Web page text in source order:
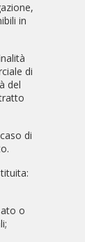
in
di
del
di
o